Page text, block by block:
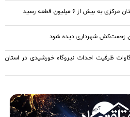
بیش از ۶ میلیون قطعه رسید
زحمت‌کش شهرداری دیده شود
۶۸۰۰ مگاوات ظرفیت احداث نیروگاه خورشیدی در استان